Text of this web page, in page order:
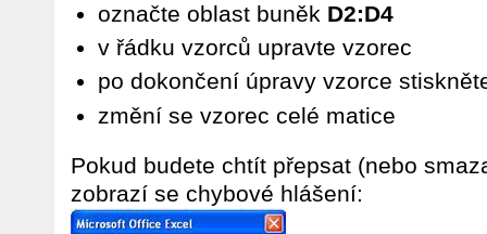
označte oblast buněk D2:D4
v řádku vzorců upravte vzorec
po dokončení úpravy vzorce
změní se vzorec celé matice
Pokud budete chtít přepsat (nebo
zobrazí se chybové hlášení: